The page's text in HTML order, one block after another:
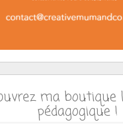
ma boutique
pédagogique !